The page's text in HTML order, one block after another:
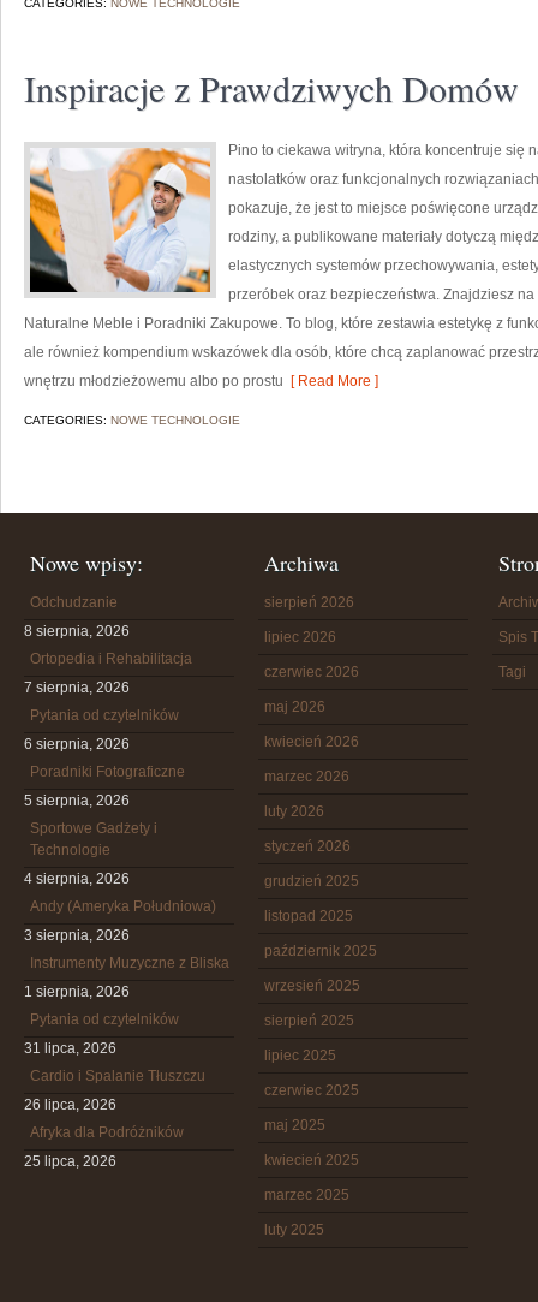
CATEGORIES: NOWE TECHNOLOGIE
Inspiracje z Prawdziwych Domów
Pino to ciekawa witryna, która koncentruje się
nastolatków oraz funkcjonalnych
pokazuje, że jest to miejsce poświęcone
rodziny, a publikowane materiały dotyczą
elastycznych systemów przechowywania,
przeróbek oraz bezpieczeństwa. Znajdziesz
Naturalne Meble i Poradniki Zakupowe. To blog, które zestawia estetykę z
ale również kompendium wskazówek dla osób, które chcą zaplanować
wnętrzu młodzieżowemu albo po prostu [ Read More ]
CATEGORIES: NOWE TECHNOLOGIE
Nowe wpisy:
Odchudzanie
8 sierpnia, 2026
Ortopedia i Rehabilitacja
7 sierpnia, 2026
Pytania od czytelników
6 sierpnia, 2026
Poradniki Fotograficzne
5 sierpnia, 2026
Sportowe Gadżety i
Technologie
4 sierpnia, 2026
Andy (Ameryka Południowa)
3 sierpnia, 2026
Instrumenty Muzyczne z Bliska
1 sierpnia, 2026
Pytania od czytelników
31 lipca, 2026
Cardio i Spalanie Tłuszczu
26 lipca, 2026
Afryka dla Podróżników
25 lipca, 2026
Archiwa
sierpień 2026
lipiec 2026
czerwiec 2026
maj 2026
kwiecień 2026
marzec 2026
luty 2026
styczeń 2026
grudzień 2025
listopad 2025
październik 2025
wrzesień 2025
sierpień 2025
lipiec 2025
czerwiec 2025
maj 2025
kwiecień 2025
marzec 2025
luty 2025
Spis
Tagi